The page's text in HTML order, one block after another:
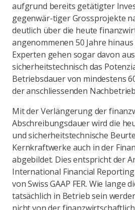
aufgrund bereits getätigter
gegenwär-tiger Grossprojekte
deutlich über die heute
angenommenen 50 Jahre
Experten gehen sogar davon
sicherheitstechnisch das
Betriebsdauer von mindestens
der anschliessenden
Mit der Verlängerung der
Abschreibungsdauer wird die
und sicherheitstechnische
Kernkraftwerke auch in der
abgebildet. Dies entspricht der
International Financial Reporting
von Swiss GAAP FER. Wie lange
tatsächlich in Betrieb sein